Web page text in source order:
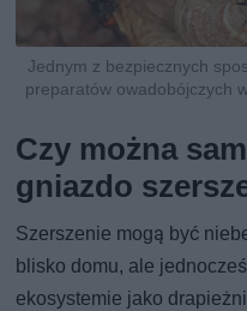
Jednym z bezpiecznych
preparatów owadobójczych
Czy można
gniazdo
Szerszenie mogą być
blisko domu, ale
ekosystemie jako